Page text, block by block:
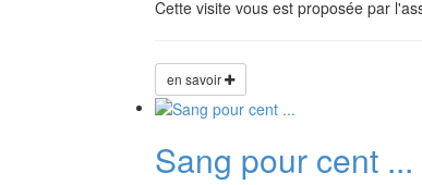
Cette visite vous est proposée par
en savoir
Sang pour cent ...